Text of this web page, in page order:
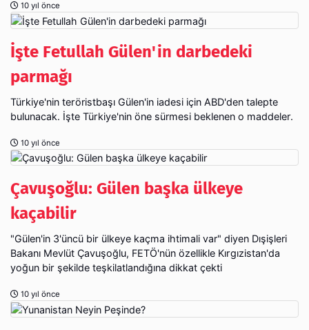
10 yıl önce
İşte Fetullah Gülen'in darbedeki
parmağı
Türkiye'nin teröristbaşı Gülen'in iadesi için ABD'den talepte
bulunacak. İşte Türkiye'nin öne sürmesi beklenen o maddeler.
10 yıl önce
Çavuşoğlu: Gülen başka ülkeye
kaçabilir
"Gülen'in 3'üncü bir ülkeye kaçma ihtimali var" diyen Dışişleri
Bakanı Mevlüt Çavuşoğlu, FETÖ'nün özellikle Kırgızistan'da
yoğun bir şekilde teşkilatlandığına dikkat çekti
10 yıl önce